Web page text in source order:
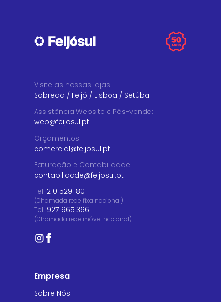
Visite as nossas lojas
Sobreda / Feijó / Lisboa / Setúbal
Assistência Website e Pós-venda:
web@feijosul.pt
Orçamentos:
comercial@feijosul.pt
Faturação e Contabilidade:
contabilidade@feijosul.pt
Tel: 210 529 180
(Chamada rede fixa nacional)
Tel: 927 965 366
(Chamada rede móvel nacional)
Empresa
Sobre Nós